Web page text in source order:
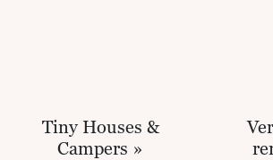
Tiny Houses &
Campers »